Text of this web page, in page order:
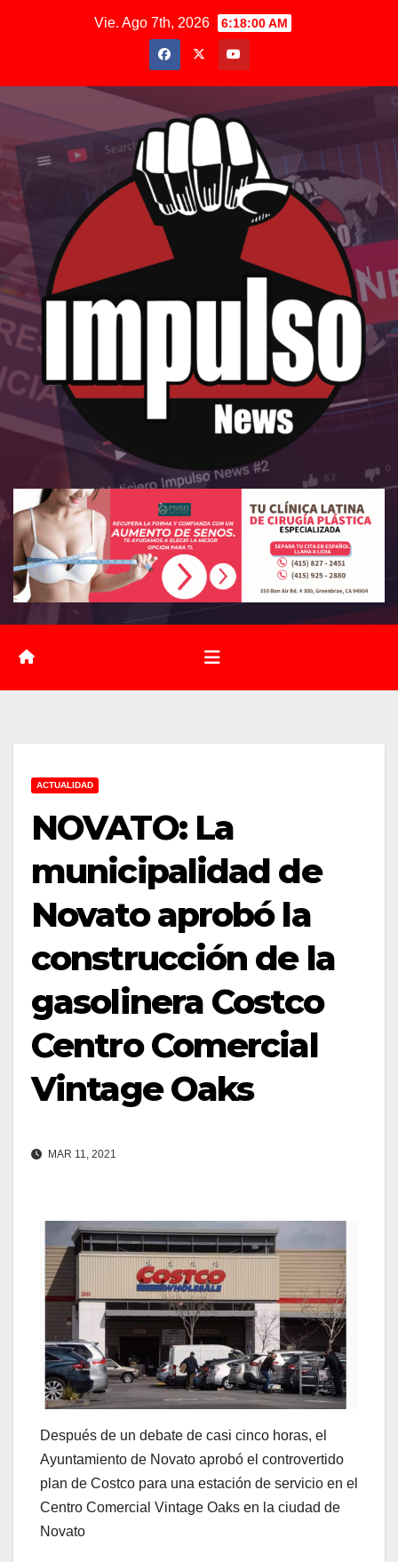
Vie. Ago 7th, 2026 6:18:01 AM
ACTUALIDAD
NOVATO: La
municipalidad de
Novato aprobó la
construcción de la
gasolinera Costco
Centro Comercial
Vintage Oaks
MAR 11, 2021
Después de un debate de casi cinco horas, el
Ayuntamiento de Novato aprobó el controvertido
plan de Costco para una estación de servicio en el
Centro Comercial Vintage Oaks en la ciudad de
Novato